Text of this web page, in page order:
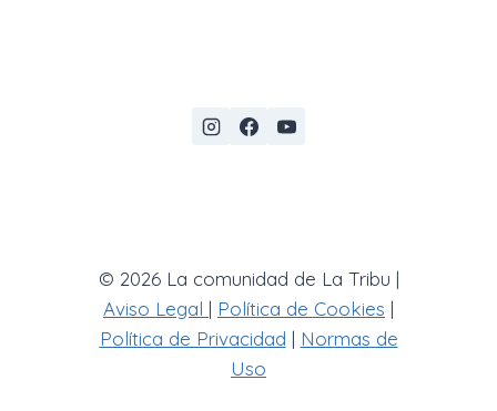
© 2026 La comunidad de La Tribu |
Aviso Legal | Política de Cookies |
Política de Privacidad | Normas de
Uso